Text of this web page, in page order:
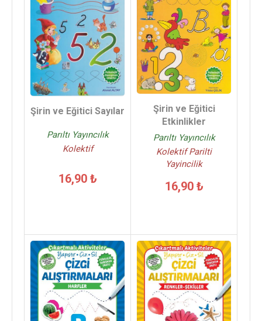
Şirin ve Eğitici Sayılar
Parıltı Yayıncılık
Kolektif
16,90 ₺
Şirin ve Eğitici
Etkinlikler
Parıltı Yayıncılık
Kolektif Parilti
Yayincilik
16,90 ₺